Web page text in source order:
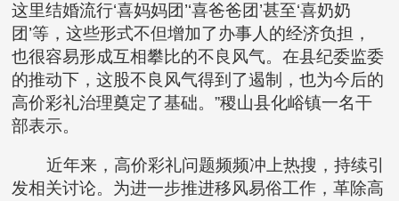
这里结婚流行‘喜妈妈团’‘喜爸爸团’甚至‘喜奶奶
团’等，这些形式不但增加了办事人的经济负担，
也很容易形成互相攀比的不良风气。在县纪委监委
的推动下，这股不良风气得到了遏制，也为今后的
高价彩礼治理奠定了基础。”稷山县化峪镇一名干
部表示。
近年来，高价彩礼问题频频冲上热搜，持续引
发相关讨论。为进一步推进移风易俗工作，革除高